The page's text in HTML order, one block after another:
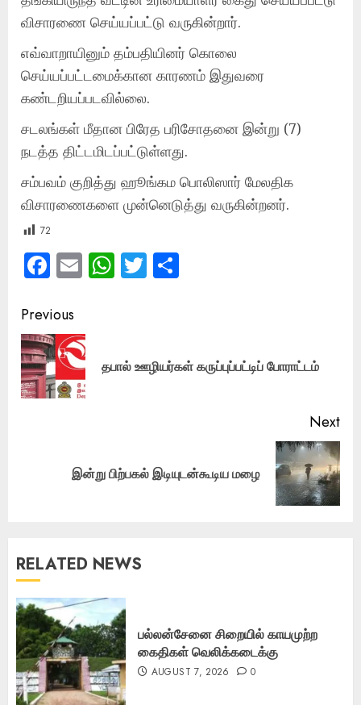
விசாரணை செய்யப்பட்டு வருகின்றார்.
எவ்வாறாயினும் தம்பதியினர் கொலை
செய்யப்பட்டமைக்கான காரணம் இதுவரை
கண்டறியப்படவில்லை.
சடலங்கள் மீதான பிரேத பரிசோதனை இன்று (7)
நடத்த திட்டமிடப்பட்டுள்ளது.
சம்பவம் குறித்து ஹூங்கம பொலிஸார் மேலதிக
விசாரணைகளை முன்னெடுத்து வருகின்றனர்.
72
Facebook
EmailWhatsApp
Twitter
Post
navigation
Previous
தபால் ஊழியர்கள் கருப்புப்பட்டிப் போராட்டம்
Next
இன்று பிற்பகல் இடியுடன்கூடிய மழை
RELATED NEWS
பல்லன்சேனை சிறையில் காயமுற்ற
கைதிகள் வெலிக்கடைக்கு
AUGUST 7, 2026 0